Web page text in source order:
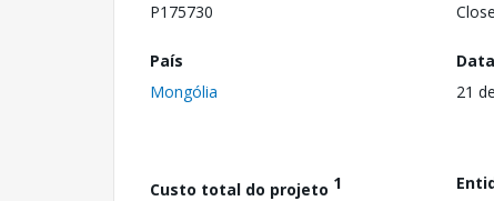
P175730
País
Mongólia
21
Custo total do projeto 1